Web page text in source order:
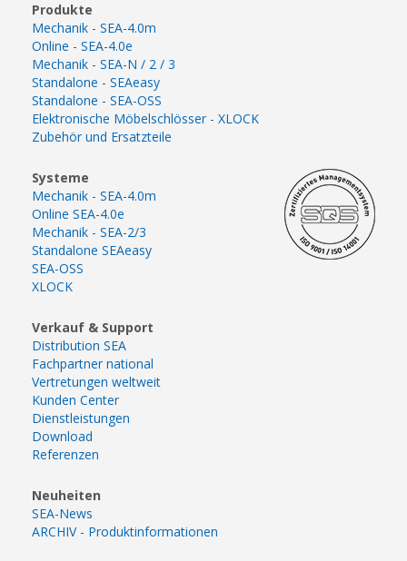
Produkte
Mechanik - SEA-4.0m
Online - SEA-4.0e
Mechanik - SEA-N / 2 / 3
Standalone - SEAeasy
Standalone - SEA-OSS
Elektronische Möbelschlösser - XLOCK
Zubehör und Ersatzteile
Systeme
Mechanik - SEA-4.0m
Online SEA-4.0e
Mechanik - SEA-2/3
Standalone SEAeasy
SEA-OSS
XLOCK
Verkauf & Support
Distribution SEA
Fachpartner national
Vertretungen weltweit
Kunden Center
Dienstleistungen
Download
Referenzen
Neuheiten
SEA-News
ARCHIV - Produktinformationen